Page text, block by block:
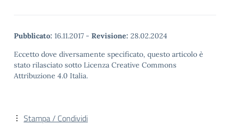
Pubblicato: 16.11.2017 - Revisione: 28.02.2024
Eccetto dove diversamente specificato, questo articolo è
stato rilasciato sotto Licenza Creative Commons
Attribuzione 4.0 Italia.
Stampa / Condividi